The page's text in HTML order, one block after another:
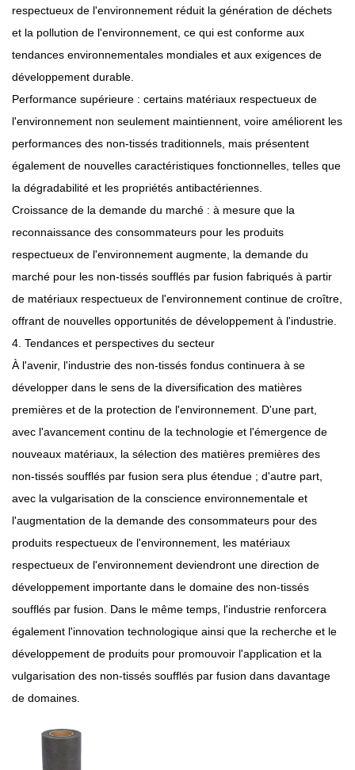
respectueux de l'environnement réduit la génération de déchets
et la pollution de l'environnement, ce qui est conforme aux
tendances environnementales mondiales et aux exigences de
développement durable.
Performance supérieure : certains matériaux respectueux de
l'environnement non seulement maintiennent, voire améliorent les
performances des non-tissés traditionnels, mais présentent
également de nouvelles caractéristiques fonctionnelles, telles que
la dégradabilité et les propriétés antibactériennes.
Croissance de la demande du marché : à mesure que la
reconnaissance des consommateurs pour les produits
respectueux de l'environnement augmente, la demande du
marché pour les non-tissés soufflés par fusion fabriqués à partir
de matériaux respectueux de l'environnement continue de croître,
offrant de nouvelles opportunités de développement à l'industrie.
4. Tendances et perspectives du secteur
À l'avenir, l'industrie des non-tissés fondus continuera à se
développer dans le sens de la diversification des matières
premières et de la protection de l'environnement. D'une part,
avec l'avancement continu de la technologie et l'émergence de
nouveaux matériaux, la sélection des matières premières des
non-tissés soufflés par fusion sera plus étendue ; d'autre part,
avec la vulgarisation de la conscience environnementale et
l'augmentation de la demande des consommateurs pour des
produits respectueux de l'environnement, les matériaux
respectueux de l'environnement deviendront une direction de
développement importante dans le domaine des non-tissés
soufflés par fusion. Dans le même temps, l'industrie renforcera
également l'innovation technologique ainsi que la recherche et le
développement de produits pour promouvoir l'application et la
vulgarisation des non-tissés soufflés par fusion dans davantage
de domaines.